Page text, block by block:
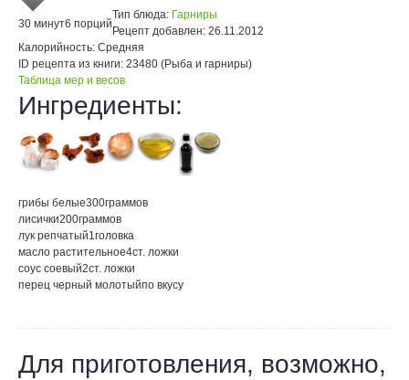
30 минут6 порций
Тип блюда: Гарниры
Рецепт добавлен: 26.11.2012
Калорийность: Средняя
ID рецепта из книги: 23480 (Рыба и гарниры)
Таблица мер и весов
Ингредиенты:
грибы белые300граммов
лисички200граммов
лук репчатый1головка
масло растительное4ст. ложки
соус соевый2ст. ложки
перец черный молотыйпо вкусу
Для приготовления, возможно,